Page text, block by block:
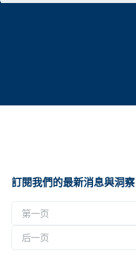
訂閱我們的最新消息與洞察
称
一